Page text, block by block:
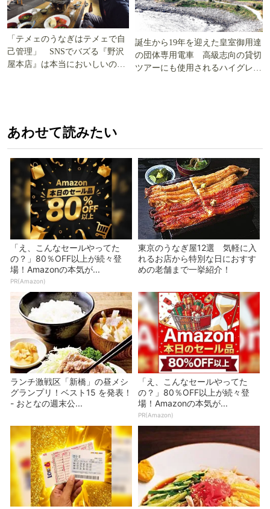
「テメェのうなぎはテメェで自
己管理」 SNSでバズる『野沢
屋本店』は本当においしいの
誕生から19年を迎えた皇室御用達
の団体専用電車 高級志向の貸切
ツアーにも使用されるハイグレー
あわせて読みたい
「え、こんなセールやってた
の？」80％OFF以上が続々登
場！Amazonの本気が...
PR(Amazon)
東京のうなぎ屋12選 気軽に入
れるお店から特別な日におすす
めの老舗まで一挙紹介！
ランチ激戦区「新橋」の昼メシ
グランプリ！ベスト15 を発表！
- おとなの週末公...
「え、こんなセールやってた
の？」80％OFF以上が続々登
場！Amazonの本気が...
PR(Amazon)